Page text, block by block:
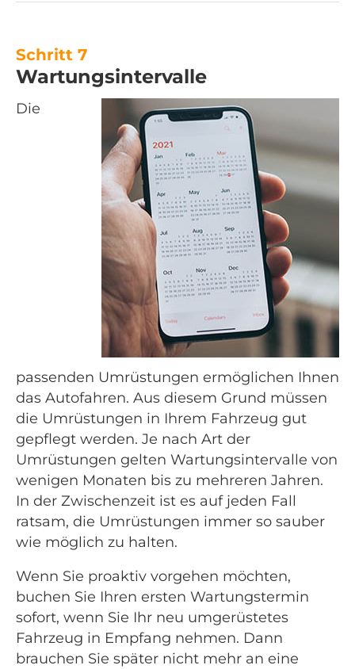
Schritt 7
Wartungsintervalle
Die
passenden Umrüstungen ermöglichen Ihnen
das Autofahren. Aus diesem Grund müssen
die Umrüstungen in Ihrem Fahrzeug gut
gepflegt werden. Je nach Art der
Umrüstungen gelten Wartungsintervalle von
wenigen Monaten bis zu mehreren Jahren.
In der Zwischenzeit ist es auf jeden Fall
ratsam, die Umrüstungen immer so sauber
wie möglich zu halten.
Wenn Sie proaktiv vorgehen möchten,
buchen Sie Ihren ersten Wartungstermin
sofort, wenn Sie Ihr neu umgerüstetes
Fahrzeug in Empfang nehmen. Dann
brauchen Sie später nicht mehr an eine